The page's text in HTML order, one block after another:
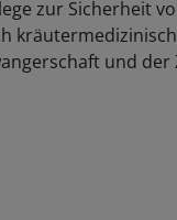
zur Sicherheit
und der